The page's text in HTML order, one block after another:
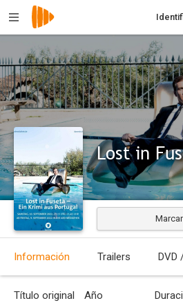
Información Trailers DVD
Título original Año